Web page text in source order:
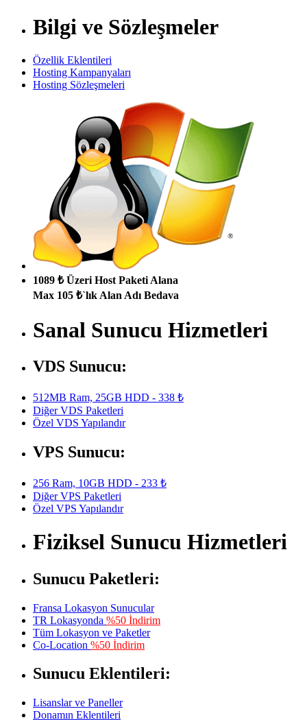
Bilgi ve Sözleşmeler
Özellik Eklentileri
Hosting Kampanyaları
Hosting Sözleşmeleri
1089 ₺ Üzeri Host Paketi Alana
Max 105 ₺`lık Alan Adı Bedava
Sanal Sunucu Hizmetleri
VDS Sunucu:
512MB Ram, 25GB HDD - 338 ₺
Diğer VDS Paketleri
Özel VDS Yapılandır
VPS Sunucu:
256 Ram, 10GB HDD - 233 ₺
Diğer VPS Paketleri
Özel VPS Yapılandır
Fiziksel Sunucu Hizmetleri
Sunucu Paketleri:
Fransa Lokasyon Sunucular
TR Lokasyonda %50 İndirim
Tüm Lokasyon ve Paketler
Co-Location %50 İndirim
Sunucu Eklentileri:
Lisanslar ve Paneller
Donamın Eklentileri